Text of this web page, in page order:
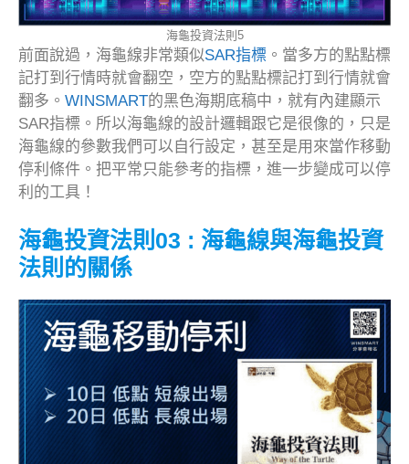
海龜投資法則5
前面說過，海龜線非常類似SAR指標 。當多方的點點標
記打到行情時就會翻空，空方的點點標記打到行情就會
翻多。 WINSMART的黑色海期底稿中，就有內建顯示
SAR指標。所以海龜線的設計邏輯跟它是很像的，只是
海龜線的參數我們可以自行設定，甚至是用來當作移動
停利條件。把平常只能參考的指標，進一步變成可以停
利的工具！
海龜投資法則03 : 海龜線與海龜投資
法則的關係